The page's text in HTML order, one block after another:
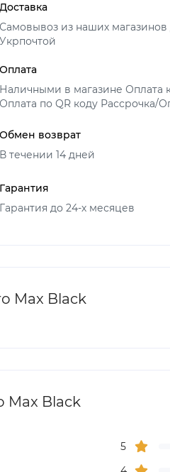
Доставка
Самовывоз из наших
Укрпочтой
Оплата
Наличными в магазине Оплата
Оплата по QR коду Рассрочка/
Обмен возврат
В течении 14 дней
Гарантия
Гарантия до 24-х месяцев
Max Black
Max Black
5